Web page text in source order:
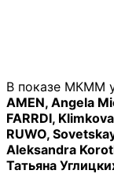
В показе МКММ
AMEN, Angela
FARRDI,
RUWO,
Aleksandra
Татьяна